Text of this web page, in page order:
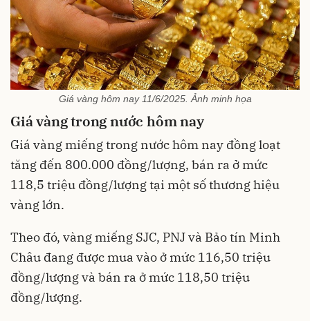
Giá vàng hôm nay 11/6/2025. Ảnh minh họa
Giá vàng trong nước hôm nay
Giá vàng miếng trong nước hôm nay đồng loạt
tăng đến 800.000 đồng/lượng, bán ra ở mức
118,5 triệu đồng/lượng tại một số thương hiệu
vàng lớn.
Theo đó, vàng miếng SJC, PNJ và Bảo tín Minh
Châu đang được mua vào ở mức 116,50 triệu
đồng/lượng và bán ra ở mức 118,50 triệu
đồng/lượng.